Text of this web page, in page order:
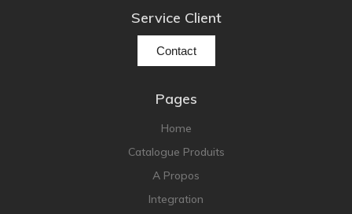
Service Client
Contact
Pages
Home
Catalogue Produits
A Propos
Integration